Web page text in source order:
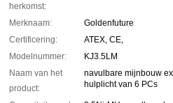
herkomst:
Merknaam:
Goldenfuture
Certificering:
ATEX, CE,
Modelnummer:
KJ3.5LM
Naam van het
product:
navulbare mijnbouw
hulplicht van 6 PCs